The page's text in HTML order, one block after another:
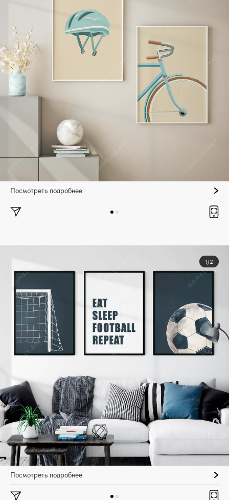
Посмотреть подробнее
1/2
Посмотреть подробнее